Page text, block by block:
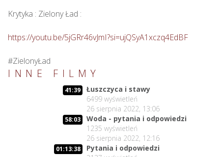
Krytyka : Zielony Ład :
https://youtu.be/5jGRr46vJmI?si=ujQSyA1xczq4EdBF
#ZielonyŁad
INNE FILMY
41:39
Łuszczyca i stawy
6499 wyświetleń
26 sierpnia 2022, 13:06
58:03
Woda - pytania i odpowiedzi
1235 wyświetleń
26 sierpnia 2022, 12:16
01:13:38
Pytania i odpowiedzi